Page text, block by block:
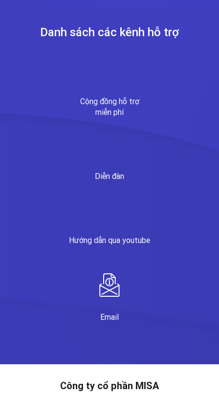
Danh sách các kênh hỗ trợ
Cộng đồng hỗ trợ
miễn phí
Diễn đàn
Hướng dẫn qua youtube
Email
Công ty cổ phần MISA